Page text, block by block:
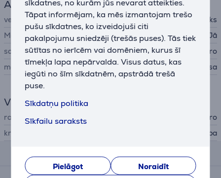
sīkdatnes, no kurām jūs nevarat atteikties.
Tāpat informējam, ka mēs izmantojam trešo
pušu sīkdatnes, ko izveidojuši citi
pakalpojumu sniedzēji (trešās puses). Tās tiek
sūtītas no ierīcēm vai domēniem, kurus šī
tīmekļa lapa nepārvalda. Visus datus, kas
iegūti no šīm sīkdatnēm, apstrādā trešā
puse.
Sīkdatņu politika
Sīkfailu saraksts
Pielāgot
Noraidīt
Aksesuāri telefonam
veids
Aizsargājošs apvalks
MagSafe
Jā
savietojams ar telefoniem
Apple iPhone 16 Pro
materiāls
plastmasa
Vispārējais parametrs
ražotājs
Puro
krāsa
sudraba
Atsauksmes